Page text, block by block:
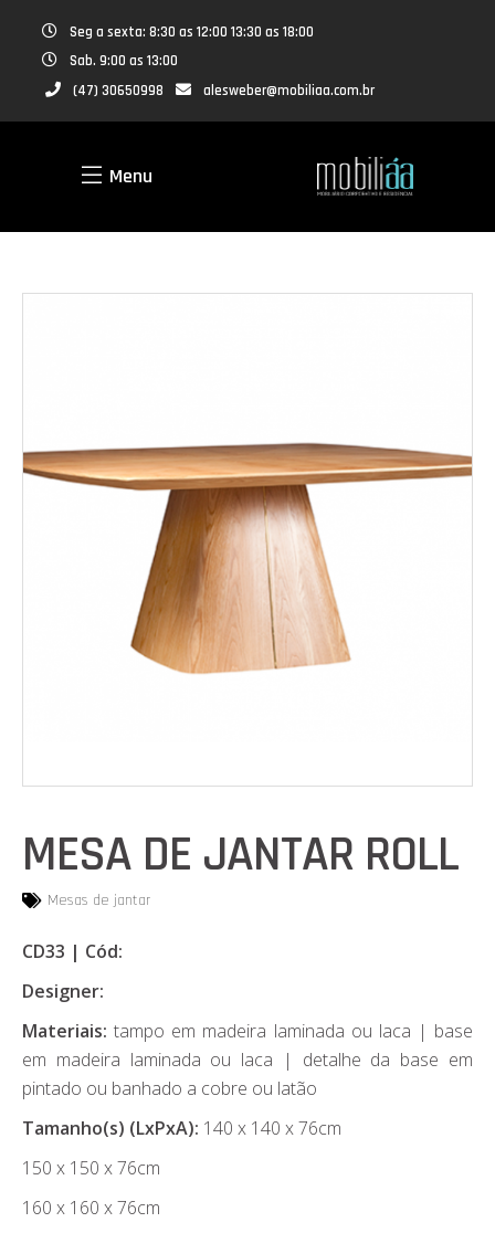
Seg a sexta: 8:30 as 12:00 13:30 as 18:00
Sab. 9:00 as 13:00
(47) 30650998
alesweber@mobiliaa.com.br
Menu
MESA DE JANTAR ROLL
Mesas de jantar
CD33 | Cód:
Designer:
Materiais:tampo em madeira laminada ou laca | base
em madeira laminada ou laca | detalhe da base em
pintado ou banhado a cobre ou latão
Tamanho(s) (LxPxA): 140 x 140 x 76cm
150 x 150 x 76cm
160 x 160 x 76cm